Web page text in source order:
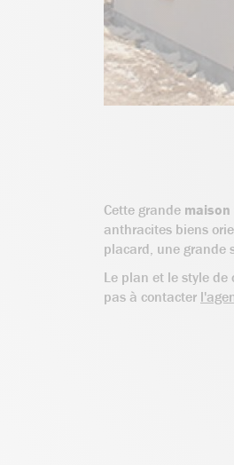
Cette grande
anthracites biens
placard, une grande
Le plan et le style
pas à contacter